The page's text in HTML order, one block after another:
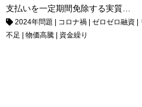
支払いを一定期間免除する実質…
2024年問題 コロナ禍 ゼロゼロ融資
不足
物価高騰 資金繰り